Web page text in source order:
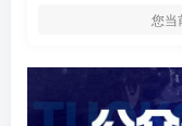
您当